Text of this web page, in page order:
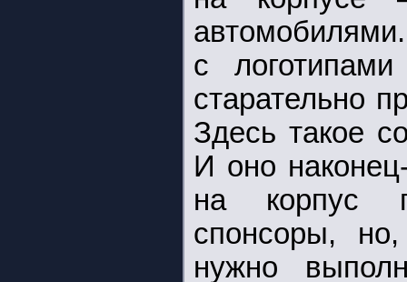
с
старательно
Здесь такое
И оно
на корпус
спонсоры,
нужно